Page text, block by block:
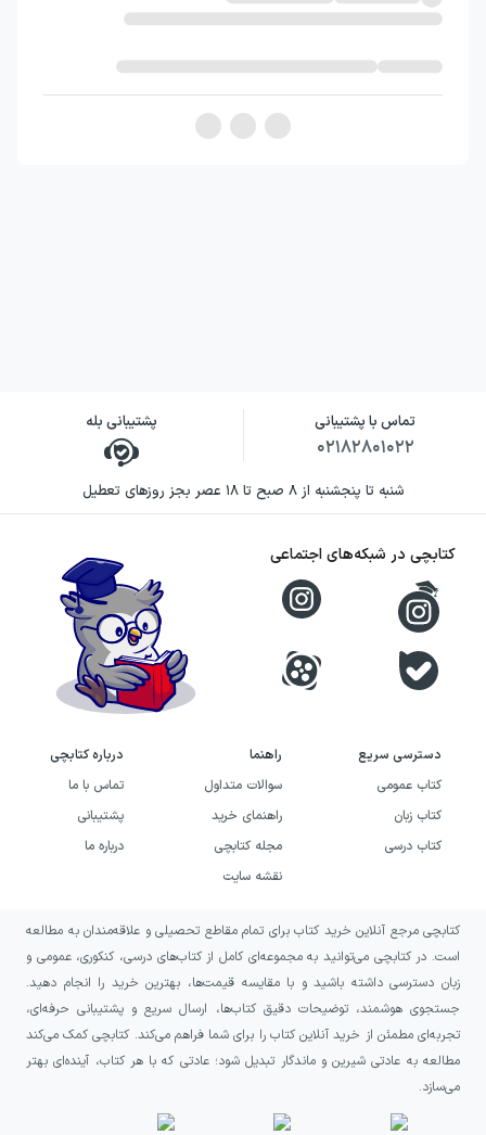
تماس با پشتیبانی
۰۲۱۸۲۸۰۱۰۲۲
پشتیبانی بله
شنبه تا پنجشنبه از ۸ صبح تا ۱۸ عصر بجز روزهای تعطیل
دسترسی سریع
کتاب عمومی
کتاب زبان
کتاب درسی
راهنما
سوالات متداول
راهنمای خرید
مجله کتابچی
نقشه سایت
درباره کتابچی
تماس با ما
پشتیبانی
درباره ما
کتابچی در شبکه‌های اجتماعی
کتابچی مرجع آنلاین خرید کتاب برای تمام مقاطع تحصیلی و علاقه‌مندان به مطالعه
است. در کتابچی می‌توانید به مجموعه‌ای کامل از کتاب‌های درسی، کنکوری، عمومی و
زبان دسترسی داشته باشید و با مقایسه قیمت‌ها، بهترین خرید را انجام دهید.
جستجوی هوشمند، توضیحات دقیق کتاب‌ها، ارسال سریع و پشتیبانی حرفه‌ای،
تجربه‌ای مطمئن از خرید آنلاین کتاب را برای شما فراهم می‌کند. کتابچی کمک می‌کند
مطالعه به عادتی شیرین و ماندگار تبدیل شود؛ عادتی که با هر کتاب، آینده‌ای بهتر
می‌سازد.